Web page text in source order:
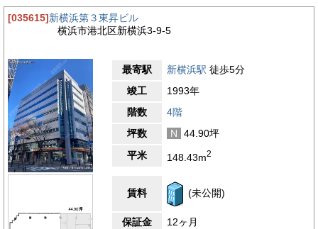
[035615]新横浜第３東昇ビル
横浜市港北区新横浜3-9-5
最寄駅 新横浜駅 徒歩5分
竣工
1993年
階数
4階
坪数
N
44.90坪
平米
148.43m2
賃料 (未公開)
保証金
12ヶ月